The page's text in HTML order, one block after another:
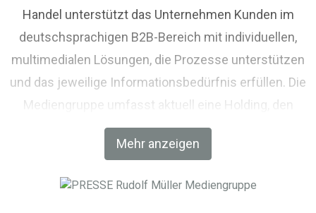
Mehr anzeigen
Handel unterstützt das Unternehmen Kunden im
deutschsprachigen B2B-Bereich mit individuellen,
multimedialen Lösungen, die Prozesse unterstützen
und das jeweilige Informationsbedürfnis erfüllen. Die
Mediengruppe umfasst aktuell eine Holding, den
Fachverlag RM Rudolf Müller Medien und mit der BIM
World MUNICH eine Netzwerkplattform für Akteure der